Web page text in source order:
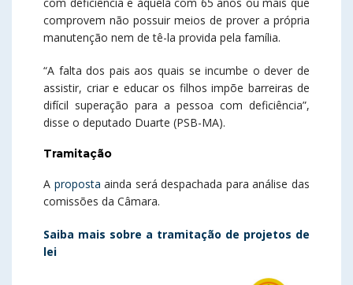
comprovem não possuir meios de prover a própria
manutenção nem de tê-la provida pela família.
“A falta dos pais aos quais se incumbe o dever de
assistir, criar e educar os filhos impõe barreiras de
difícil superação para a pessoa com deficiência”,
disse o deputado Duarte (PSB-MA).
Tramitação
A proposta ainda será despachada para análise das
comissões da Câmara.
Saiba mais sobre a tramitação de projetos de
lei